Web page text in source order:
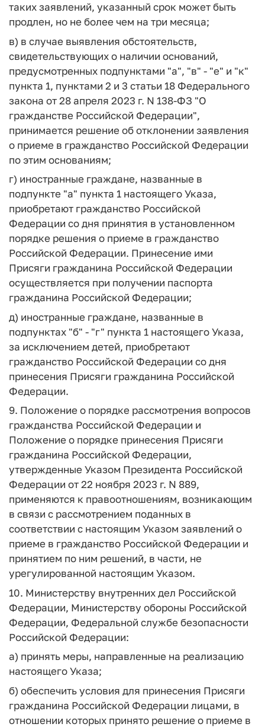
таких заявлений, указанный срок может быть
продлен, но не более чем на три месяца;
в) в случае выявления обстоятельств,
свидетельствующих о наличии оснований,
предусмотренных подпунктами "а", "в" - "е" и "к"
пункта 1, пунктами 2 и 3 статьи 18 Федерального
закона от 28 апреля 2023 г. N 138-ФЗ "О
гражданстве Российской Федерации",
принимается решение об отклонении заявления
о приеме в гражданство Российской Федерации
по этим основаниям;
г) иностранные граждане, названные в
подпункте "а" пункта 1 настоящего Указа,
приобретают гражданство Российской
Федерации со дня принятия в установленном
порядке решения о приеме в гражданство
Российской Федерации. Принесение ими
Присяги гражданина Российской Федерации
осуществляется при получении паспорта
гражданина Российской Федерации;
д) иностранные граждане, названные в
подпунктах "б" - "г" пункта 1 настоящего Указа,
за исключением детей, приобретают
гражданство Российской Федерации со дня
принесения Присяги гражданина Российской
Федерации.
9. Положение о порядке рассмотрения вопросов
гражданства Российской Федерации и
Положение о порядке принесения Присяги
гражданина Российской Федерации,
утвержденные Указом Президента Российской
Федерации от 22 ноября 2023 г. N 889,
применяются к правоотношениям, возникающим
в связи с рассмотрением поданных в
соответствии с настоящим Указом заявлений о
приеме в гражданство Российской Федерации и
принятием по ним решений, в части, не
урегулированной настоящим Указом.
10. Министерству внутренних дел Российской
Федерации, Министерству обороны Российской
Федерации, Федеральной службе безопасности
Российской Федерации:
а) принять меры, направленные на реализацию
настоящего Указа;
б) обеспечить условия для принесения Присяги
гражданина Российской Федерации лицами, в
отношении которых принято решение о приеме в